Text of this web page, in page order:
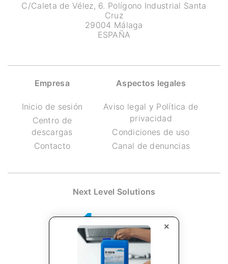
×
C/Caleta de Vélez, 6. Polígono Industrial Santa
Cruz
29004 Málaga
ESPAÑA
Empresa
Inicio de sesión
Centro de
descargas
Contacto
Aspectos legales
Aviso legal y Política de
privacidad
Condiciones de uso
Canal de denuncias
Next Level Solutions